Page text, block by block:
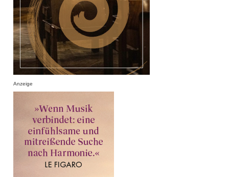
Anzeige